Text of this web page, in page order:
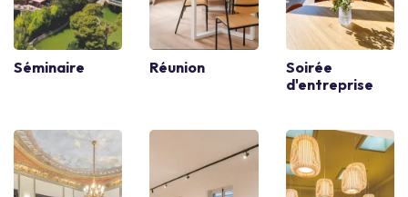
Séminaire Réunion
Soirée
d'entreprise